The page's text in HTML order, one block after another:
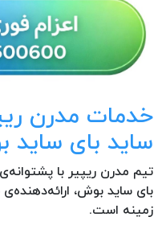
خدمات مدرن
ساید بای
تیم مدرن ریپیر با
بای ساید بوش،
زمینه است.